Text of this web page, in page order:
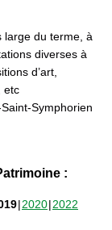
large du terme, à
diverses à
d’art,
etc
Symphorien
:
2020 2022